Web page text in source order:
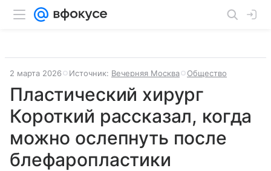
2 марта 2026 Источник: Вечерняя Москва Общество
Пластический хирург
Короткий рассказал, когда
можно ослепнуть после
блефаропластики